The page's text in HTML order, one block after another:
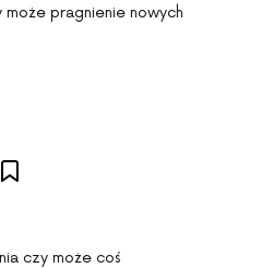
pragnienie nowych
czy może coś